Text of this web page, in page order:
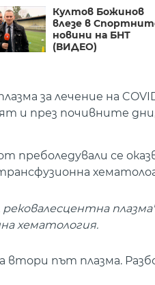
Култов Божинов
влезе в
новини на БНТ
(ВИДЕО)
за лечение на
и през почивните
преболедували се
хематология.
втори път плазма.